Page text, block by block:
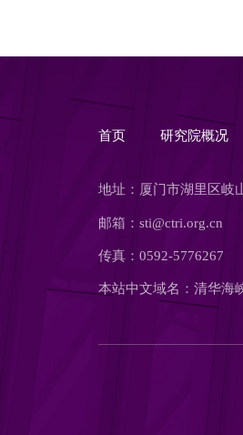
首页 研究院概况
地址：厦门市湖里区岐
邮箱：sti@ctri.org.cn
传真：0592-5776267
本站中文域名：清华海